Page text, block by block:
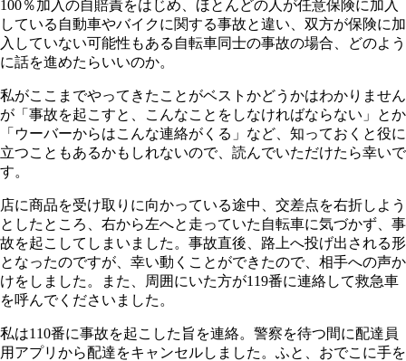
100％加入の自賠責をはじめ、ほとんどの人が任意保険に加入
している自動車やバイクに関する事故と違い、双方が保険に加
入していない可能性もある自転車同士の事故の場合、どのよう
に話を進めたらいいのか。
私がここまでやってきたことがベストかどうかはわかりません
が「事故を起こすと、こんなことをしなければならない」とか
「ウーバーからはこんな連絡がくる」など、知っておくと役に
立つこともあるかもしれないので、読んでいただけたら幸いで
す。
店に商品を受け取りに向かっている途中、交差点を右折しよう
としたところ、右から左へと走っていた自転車に気づかず、事
故を起こしてしまいました。事故直後、路上へ投げ出される形
となったのですが、幸い動くことができたので、相手への声か
けをしました。また、周囲にいた方が119番に連絡して救急車
を呼んでくださいました。
私は110番に事故を起こした旨を連絡。警察を待つ間に配達員
用アプリから配達をキャンセルしました。ふと、おでこに手を